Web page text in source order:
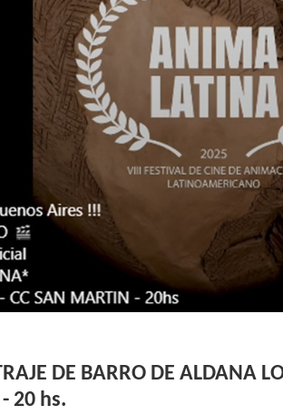
DE BARRO DE ALDANA
20 hs.